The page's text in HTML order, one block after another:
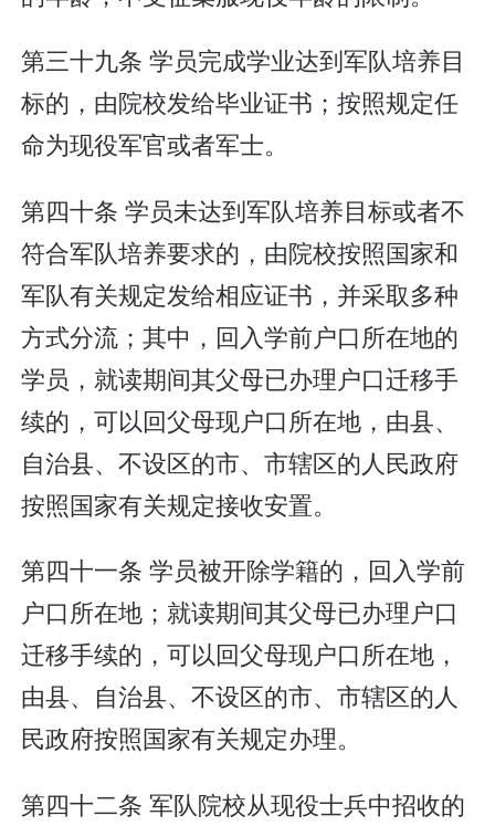
第三十九条 学员完成学业达到军队培养目
标的，由院校发给毕业证书；按照规定任
命为现役军官或者军士。
第四十条 学员未达到军队培养目标或者不
符合军队培养要求的，由院校按照国家和
军队有关规定发给相应证书，并采取多种
方式分流；其中，回入学前户口所在地的
学员，就读期间其父母已办理户口迁移手
续的，可以回父母现户口所在地，由县、
自治县、不设区的市、市辖区的人民政府
按照国家有关规定接收安置。
第四十一条 学员被开除学籍的，回入学前
户口所在地；就读期间其父母已办理户口
迁移手续的，可以回父母现户口所在地，
由县、自治县、不设区的市、市辖区的人
民政府按照国家有关规定办理。
第四十二条 军队院校从现役士兵中招收的